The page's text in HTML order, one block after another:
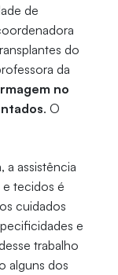
de
do
da
no
. O
a assistência
tecidos é
cuidados
e
trabalho
alguns dos